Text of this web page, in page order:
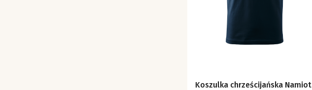
Koszulka chrześcijańska Namiot